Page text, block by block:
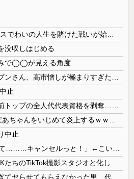
没収しはじめる
みで◯◯が見える角度
止
中止